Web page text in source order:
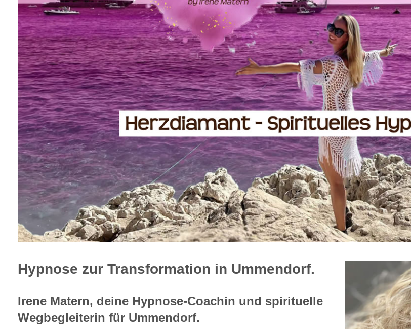
Hypnose zur Transformation in Ummendorf.
Irene Matern, deine Hypnose-Coachin und spirituelle
Wegbegleiterin für Ummendorf.